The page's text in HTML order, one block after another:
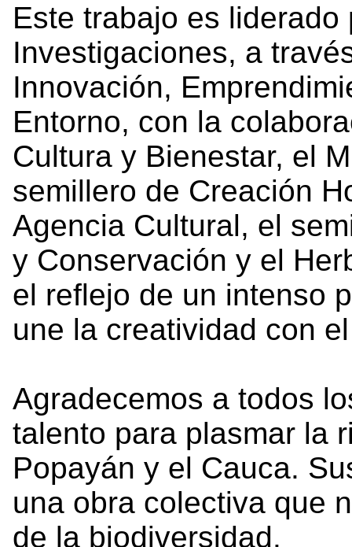
Este trabajo es
Investigaciones, a
Innovación,
Entorno, con la
Cultura y Bienestar, el
semillero de Creación
Agencia Cultural, el
y Conservación y el
el reflejo de un intenso
une la creatividad con
Agradecemos a todos
talento para plasmar la
Popayán y el Cauca.
una obra colectiva que
de la biodiversidad.